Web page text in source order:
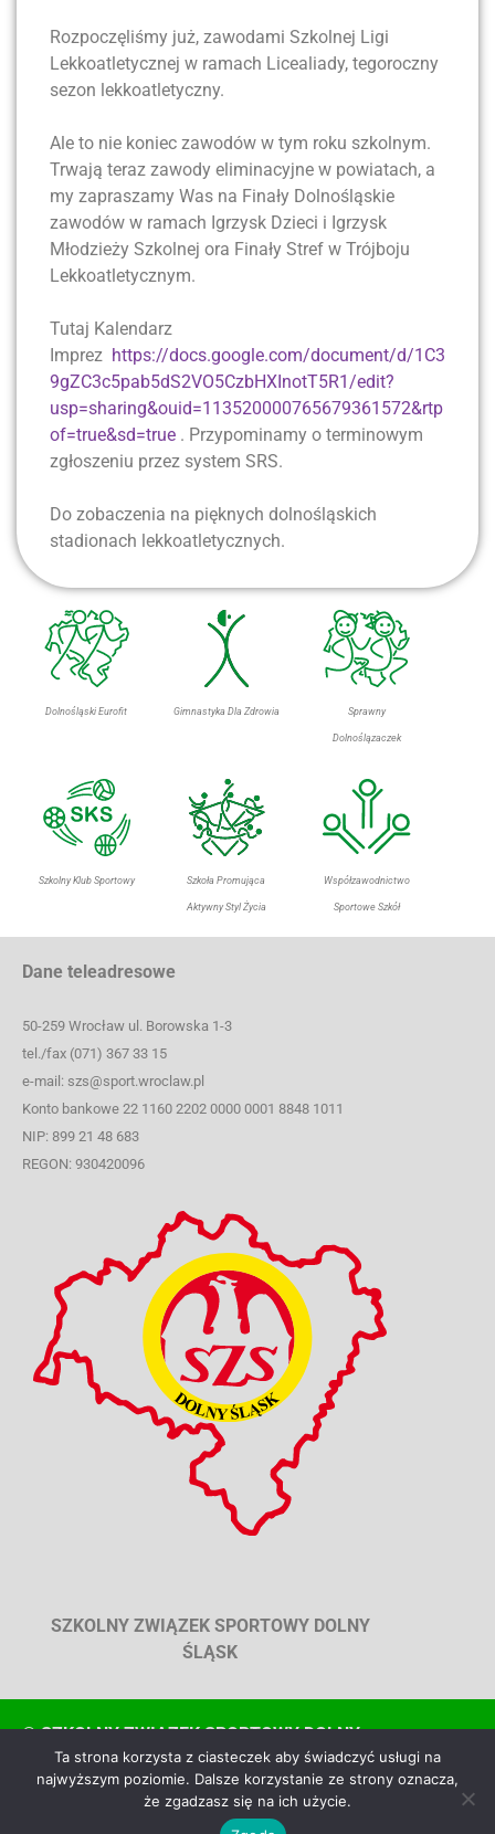
Rozpoczęliśmy już, zawodami Szkolnej Ligi
Lekkoatletycznej w ramach Licealiady, tegoroczny
sezon lekkoatletyczny.
Ale to nie koniec zawodów w tym roku szkolnym.
Trwają teraz zawody eliminacyjne w powiatach, a
my zapraszamy Was na Finały Dolnośląskie
zawodów w ramach Igrzysk Dzieci i Igrzysk
Młodzieży Szkolnej ora Finały Stref w Trójboju
Lekkoatletycznym.
Tutaj Kalendarz
Imprez https://docs.google.com/document/d/1C3
9gZC3c5pab5dS2VO5CzbHXInotT5R1/edit?
usp=sharing&ouid=113520000765679361572&rtp
of=true&sd=true . Przypominamy o terminowym
zgłoszeniu przez system SRS.
Do zobaczenia na pięknych dolnośląskich
stadionach lekkoatletycznych.
Dolnośląski Eurofit Gimnastyka Dla Zdrowia Sprawny
Dolnoślązaczek
Szkolny Klub Sportowy Szkoła Promująca
Aktywny Styl Życia
Współzawodnictwo
Sportowe Szkół
Dane teleadresowe
50-259 Wrocław ul. Borowska 1-3
tel./fax (071) 367 33 15
e-mail: szs@sport.wroclaw.pl
Konto bankowe 22 1160 2202 0000 0001 8848 1011
NIP: 899 21 48 683
REGON: 930420096
SZKOLNY ZWIĄZEK SPORTOWY DOLNY
ŚLĄSK
© SZKOLNY ZWIĄZEK SPORTOWY DOLNY
ŚLĄSK, WSZYSTKIE PRAWA ZASTRZEŻONE
Ta strona korzysta z ciasteczek aby świadczyć usługi na
najwyższym poziomie. Dalsze korzystanie ze strony oznacza,
że zgadzasz się na ich użycie.